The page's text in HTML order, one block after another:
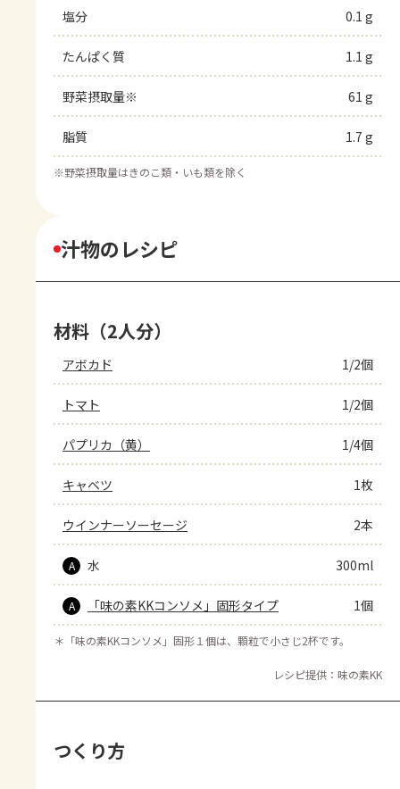
塩分 0.1 g
たんぱく質 1.1 g
野菜摂取量※ 61 g
脂質 1.7 g
※野菜摂取量はきのこ類・いも類を除く
汁物のレシピ
材料（2人分）
アボカド 1/2個
トマト 1/2個
パプリカ（黄） 1/4個
キャベツ 1枚
ウインナーソーセージ 2本
A 水 300ml
A 「味の素KKコンソメ」固形タイプ 1個
＊ 「味の素KKコンソメ」固形１個は、顆粒で小さじ2杯です。
レシピ提供：味の素KK
つくり方